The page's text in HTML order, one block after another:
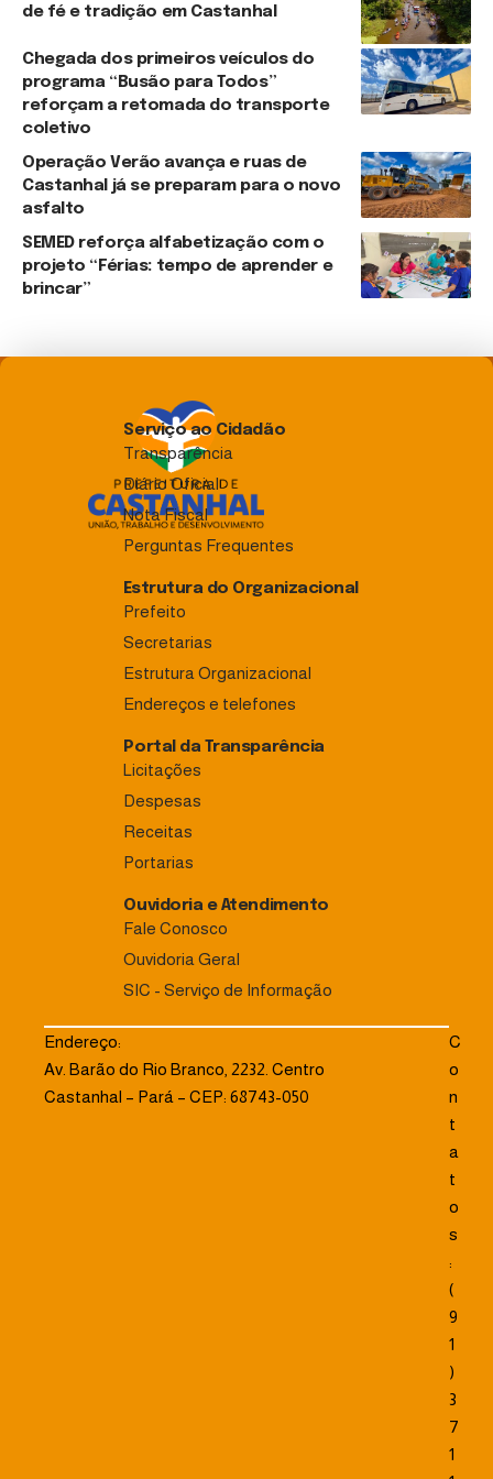
de fé e tradição em Castanhal
Chegada dos primeiros veículos do
programa “Busão para Todos”
reforçam a retomada do transporte
coletivo
Operação Verão avança e ruas de
Castanhal já se preparam para o novo
asfalto
SEMED reforça alfabetização com o
projeto “Férias: tempo de aprender e
brincar”
Serviço ao Cidadão
Transparência
Diário Oficial
Nota Fiscal
Perguntas Frequentes
Estrutura do Organizacional
Prefeito
Secretarias
Estrutura Organizacional
Endereços e telefones
Portal da Transparência
Licitações
Despesas
Receitas
Portarias
Ouvidoria e Atendimento
Fale Conosco
Ouvidoria Geral
SIC - Serviço de Informação
Endereço:
Av. Barão do Rio Branco, 2232. Centro
Castanhal – Pará – CEP: 68743-050
C
o
n
t
a
t
o
s
:
(
9
1
)
3
7
1